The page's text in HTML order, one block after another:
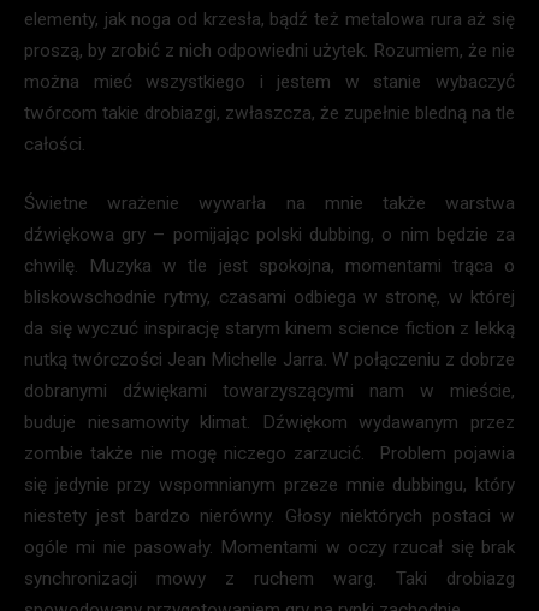
elementy, jak noga od krzesła, bądź też metalowa rura aż się
proszą, by zrobić z nich odpowiedni użytek. Rozumiem, że nie
można mieć wszystkiego i jestem w stanie wybaczyć
twórcom takie drobiazgi, zwłaszcza, że zupełnie bledną na tle
całości.
Świetne wrażenie wywarła na mnie także warstwa
dźwiękowa gry – pomijając polski dubbing, o nim będzie za
chwilę. Muzyka w tle jest spokojna, momentami trąca o
bliskowschodnie rytmy, czasami odbiega w stronę, w której
da się wyczuć inspirację starym kinem science fiction z lekką
nutką twórczości Jean Michelle Jarra. W połączeniu z dobrze
dobranymi dźwiękami towarzyszącymi nam w mieście,
buduje niesamowity klimat. Dźwiękom wydawanym przez
zombie także nie mogę niczego zarzucić. Problem pojawia
się jedynie przy wspomnianym przeze mnie dubbingu, który
niestety jest bardzo nierówny. Głosy niektórych postaci w
ogóle mi nie pasowały. Momentami w oczy rzucał się brak
synchronizacji mowy z ruchem warg. Taki drobiazg